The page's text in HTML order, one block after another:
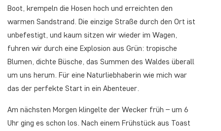
Boot, krempeln die Hosen hoch und erreichten den
warmen Sandstrand. Die einzige Straße durch den Ort ist
unbefestigt, und kaum sitzen wir wieder im Wagen,
fuhren wir durch eine Explosion aus Grün: tropische
Blumen, dichte Büsche, das Summen des Waldes überall
um uns herum. Für eine Naturliebhaberin wie mich war
das der perfekte Start in ein Abenteuer.
Am nächsten Morgen klingelte der Wecker früh – um 6
Uhr ging es schon los. Nach einem Frühstück aus Toast